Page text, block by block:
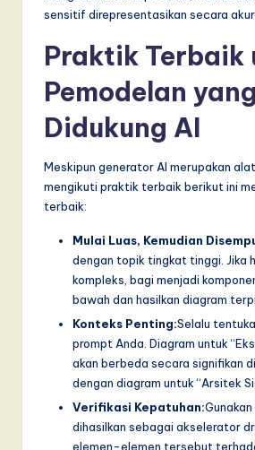
sensitif direpresentasikan secara
Praktik Terbaik
Pemodelan yang
Didukung AI
Meskipun generator AI merupakan
mengikuti praktik terbaik berikut ini
terbaik:
Mulai Luas, Kemudian
dengan topik tingkat tinggi. Jika
kompleks, bagi menjadi
bawah dan hasilkan diagram
Konteks Penting:Selalu
prompt Anda. Diagram untuk
akan berbeda secara signifikan
dengan diagram untuk “Arsitek
Verifikasi Kepatuhan:
dihasilkan sebagai akselerator
elemen-elemen tersebut